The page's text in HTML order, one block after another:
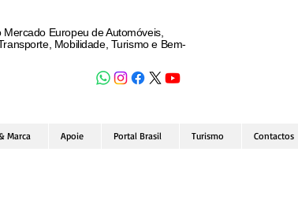
Mercado Europeu de Automóveis,
Mobilidade, Turismo e Bem-
Marca Apoie Portal Brasil Turismo Contactos